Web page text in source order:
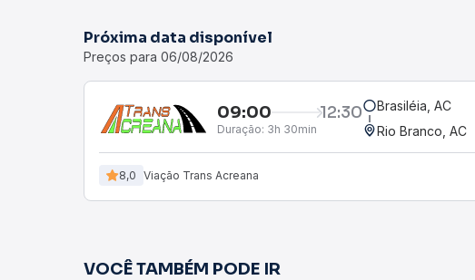
Próxima data disponível
Preços para 06/08/2026
09:00 12:30
Duração: 3h 30min
Brasiléia, AC
Rio Branco, AC
8,0 Viação Trans Acreana
VOCÊ TAMBÉM PODE IR